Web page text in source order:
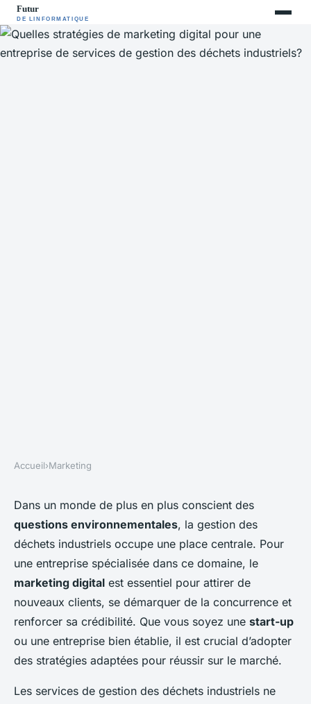
Quelles stratégies de
marketing digital pour une
entreprise de services de
gestion des déchets
industriels?
Accueil›Marketing
Dans un monde de plus en plus conscient des
questions environnementales, la gestion des
déchets industriels occupe une place centrale. Pour
une entreprise spécialisée dans ce domaine, le
marketing digital est essentiel pour attirer de
nouveaux clients, se démarquer de la concurrence et
renforcer sa crédibilité. Que vous soyez une start-up
ou une entreprise bien établie, il est crucial d’adopter
des stratégies adaptées pour réussir sur le marché.
Les services de gestion des déchets industriels ne